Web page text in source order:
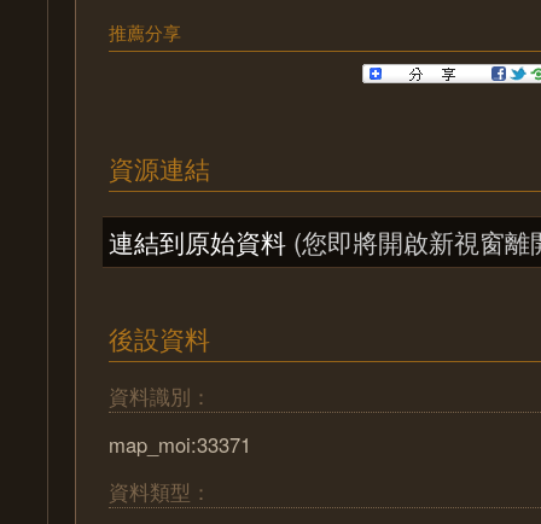
推薦分享
資源連結
連結到原始資料 (您即將開啟新視窗離
後設資料
資料識別：
map_moi:33371
資料類型：